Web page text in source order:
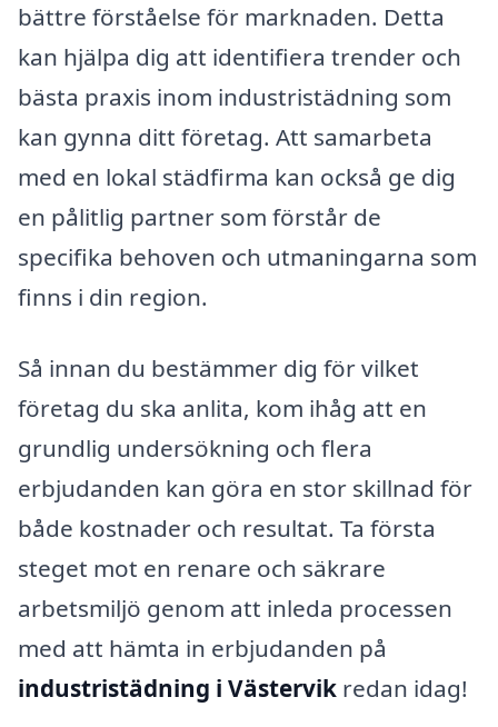
bättre förståelse för marknaden. Detta
kan hjälpa dig att identifiera trender och
bästa praxis inom industristädning som
kan gynna ditt företag. Att samarbeta
med en lokal städfirma kan också ge dig
en pålitlig partner som förstår de
specifika behoven och utmaningarna som
finns i din region.
Så innan du bestämmer dig för vilket
företag du ska anlita, kom ihåg att en
grundlig undersökning och flera
erbjudanden kan göra en stor skillnad för
både kostnader och resultat. Ta första
steget mot en renare och säkrare
arbetsmiljö genom att inleda processen
med att hämta in erbjudanden på
industristädning i Västervik redan idag!